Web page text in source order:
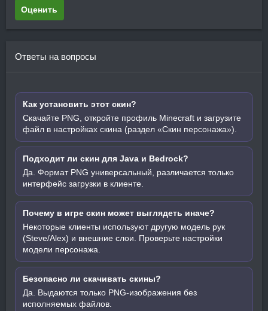
Оценить
Ответы на вопросы
Как установить этот скин?
Скачайте PNG, откройте профиль Minecraft и загрузите
файл в настройках скина (раздел «Скин персонажа»).
Подходит ли скин для Java и Bedrock?
Да. Формат PNG универсальный, различается только
интерфейс загрузки в клиенте.
Почему в игре скин может выглядеть иначе?
Некоторые клиенты используют другую модель рук
(Steve/Alex) и внешние слои. Проверьте настройки
модели персонажа.
Безопасно ли скачивать скины?
Да. Выдаются только PNG-изображения без
исполняемых файлов.